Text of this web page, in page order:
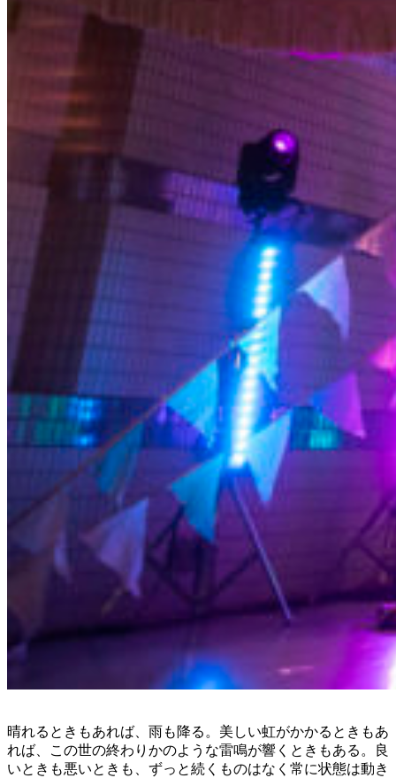
晴れるときもあれば、雨も降る。美しい虹がかかるときもあ
れば、この世の終わりかのような雷鳴が響くときもある。良
いときも悪いときも、ずっと続くものはなく常に状態は動き